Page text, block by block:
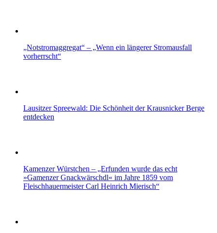
„Notstromaggregat“ – „Wenn ein längerer Stromausfall
vorherrscht“
Lausitzer Spreewald: Die Schönheit der Krausnicker Berge
entdecken
Kamenzer Würstchen – „Erfunden wurde das echt
»Gamenzer Gnackwärschdl« im Jahre 1859 vom
Fleischhauermeister Carl Heinrich Mierisch“